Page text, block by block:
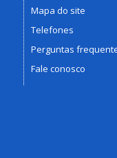
Mapa do site
Telefones
Perguntas
Fale conosco